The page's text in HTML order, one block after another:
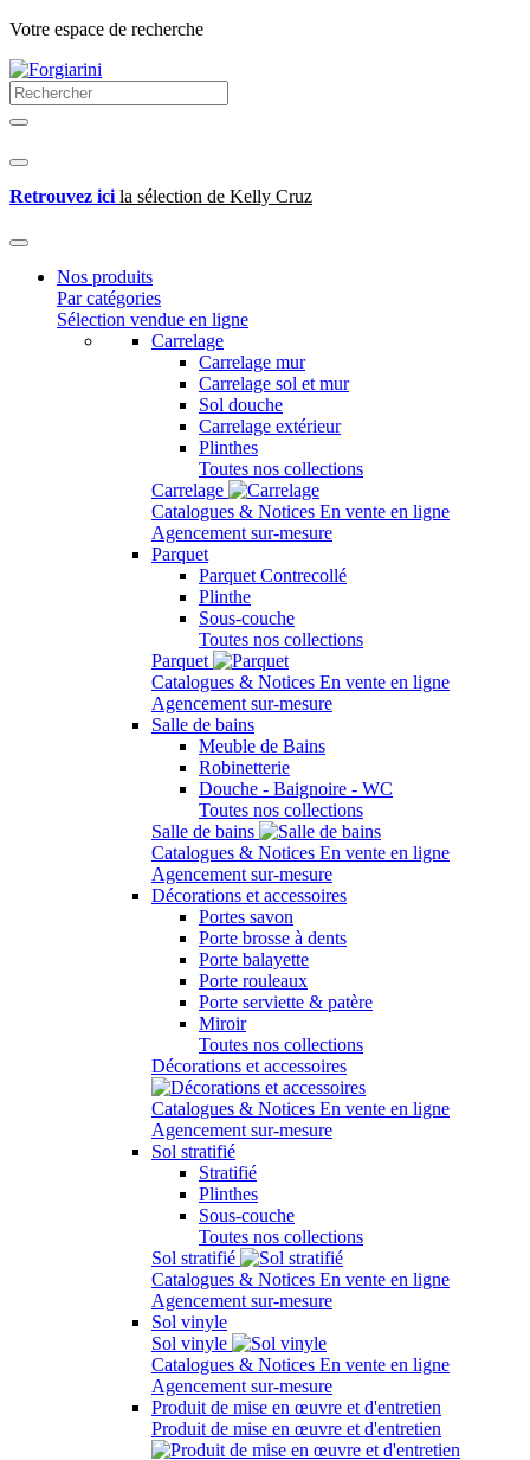
Votre espace de recherche
Retrouvez ici la sélection de Kelly Cruz
Nos produits
Par catégories
Sélection vendue en ligne
Carrelage
Carrelage mur
Carrelage sol et mur
Sol douche
Carrelage extérieur
Plinthes
Toutes nos collections
Carrelage
Catalogues & Notices En vente en ligne
Agencement sur-mesure
Parquet
Parquet Contrecollé
Plinthe
Sous-couche
Toutes nos collections
Parquet
Catalogues & Notices En vente en ligne
Agencement sur-mesure
Salle de bains
Meuble de Bains
Robinetterie
Douche - Baignoire - WC
Toutes nos collections
Salle de bains
Catalogues & Notices En vente en ligne
Agencement sur-mesure
Décorations et accessoires
Portes savon
Porte brosse à dents
Porte balayette
Porte rouleaux
Porte serviette & patère
Miroir
Toutes nos collections
Décorations et accessoires
Catalogues & Notices En vente en ligne
Agencement sur-mesure
Sol stratifié
Stratifié
Plinthes
Sous-couche
Toutes nos collections
Sol stratifié
Catalogues & Notices En vente en ligne
Agencement sur-mesure
Sol vinyle
Sol vinyle
Catalogues & Notices En vente en ligne
Agencement sur-mesure
Produit de mise en œuvre et d'entretien
Produit de mise en œuvre et d'entretien